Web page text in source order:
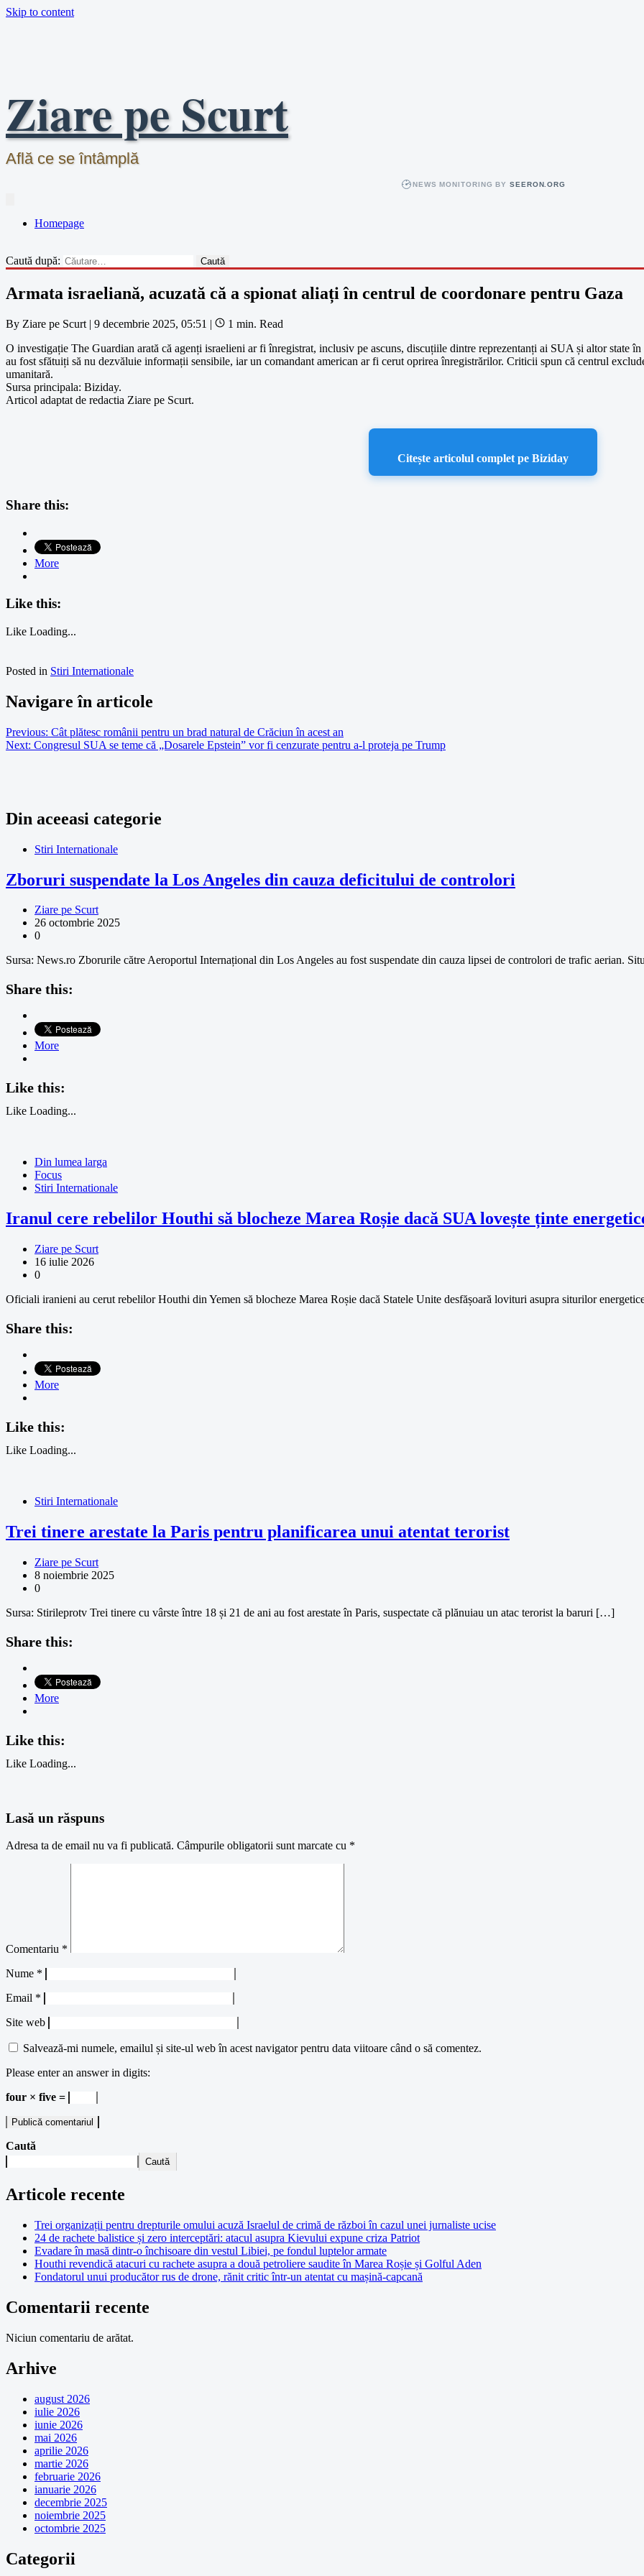
Skip to content
Ziare pe Scurt
Află ce se întâmplă
NEWS MONITORING BYSEERON.ORG
Homepage
Caută după:
Armata israeliană, acuzată că a spionat aliați în centrul de coordonare pentru Gaza
By Ziare pe Scurt | 9 decembrie 2025, 05:51 |
1 min. Read
O investigație The Guardian arată că agenți israelieni ar fi înregistrat, inclusiv pe ascuns, discuțiile dintre reprezentanți ai SUA și altor
au fost sfătuiți să nu dezvăluie informații sensibile, iar un comandant american ar fi cerut oprirea înregistrărilor. Criticii spun că centrul
umanitară.
Sursa principala: Biziday.
Articol adaptat de redactia Ziare pe Scurt.
Citește articolul complet pe Biziday
Share this:
More
Like this:
Like Loading...
Posted in Stiri Internationale
Navigare în articole
Previous: Cât plătesc românii pentru un brad natural de Crăciun în acest an
Next: Congresul SUA se teme că „Dosarele Epstein” vor fi cenzurate pentru a-l proteja pe Trump
Din aceeasi categorie
Stiri Internationale
Zboruri suspendate la Los Angeles din cauza deficitului de controlori
Ziare pe Scurt
26 octombrie 2025
0
Sursa: News.ro Zborurile către Aeroportul Internațional din Los Angeles au fost suspendate din cauza lipsei de controlori de trafic aerian.
Share this:
More
Like this:
Like Loading...
Din lumea larga
Focus
Stiri Internationale
Iranul cere rebelilor Houthi să blocheze Marea Roșie dacă SUA lovește ținte
Ziare pe Scurt
16 iulie 2026
0
Oficiali iranieni au cerut rebelilor Houthi din Yemen să blocheze Marea Roșie dacă Statele Unite desfășoară lovituri asupra siturilor
Share this:
More
Like this:
Like Loading...
Stiri Internationale
Trei tinere arestate la Paris pentru planificarea unui atentat terorist
Ziare pe Scurt
8 noiembrie 2025
0
Sursa: Stirileprotv Trei tinere cu vârste între 18 și 21 de ani au fost arestate în Paris, suspectate că plănuiau un atac terorist la baruri […]
Share this:
More
Like this:
Like Loading...
Lasă un răspuns
Adresa ta de email nu va fi publicată. Câmpurile obligatorii sunt marcate cu *
Comentariu *
Nume *
Email *
Site web
Salvează-mi numele, emailul și site-ul web în acest navigator pentru data viitoare când o să comentez.
Please enter an answer in digits:
four × five =
Caută
Caută
Articole recente
Trei organizații pentru drepturile omului acuză Israelul de crimă de război în cazul unei jurnaliste ucise
24 de rachete balistice și zero interceptări: atacul asupra Kievului expune criza Patriot
Evadare în masă dintr-o închisoare din vestul Libiei, pe fondul luptelor armate
Houthi revendică atacuri cu rachete asupra a două petroliere saudite în Marea Roșie și Golful Aden
Fondatorul unui producător rus de drone, rănit critic într-un atentat cu mașină-capcană
Comentarii recente
Niciun comentariu de arătat.
Arhive
august 2026
iulie 2026
iunie 2026
mai 2026
aprilie 2026
martie 2026
februarie 2026
ianuarie 2026
decembrie 2025
noiembrie 2025
octombrie 2025
Categorii